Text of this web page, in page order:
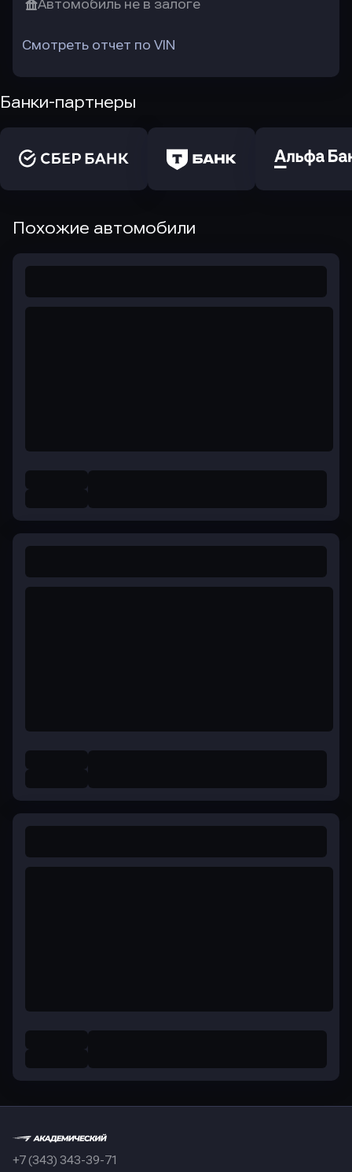
Автомобиль не в залоге
Смотреть отчет по VIN
Банки-партнеры
Похожие автомобили
+7 (343) 343-39-71